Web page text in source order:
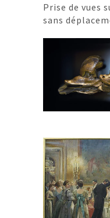
Prise de vues
sans